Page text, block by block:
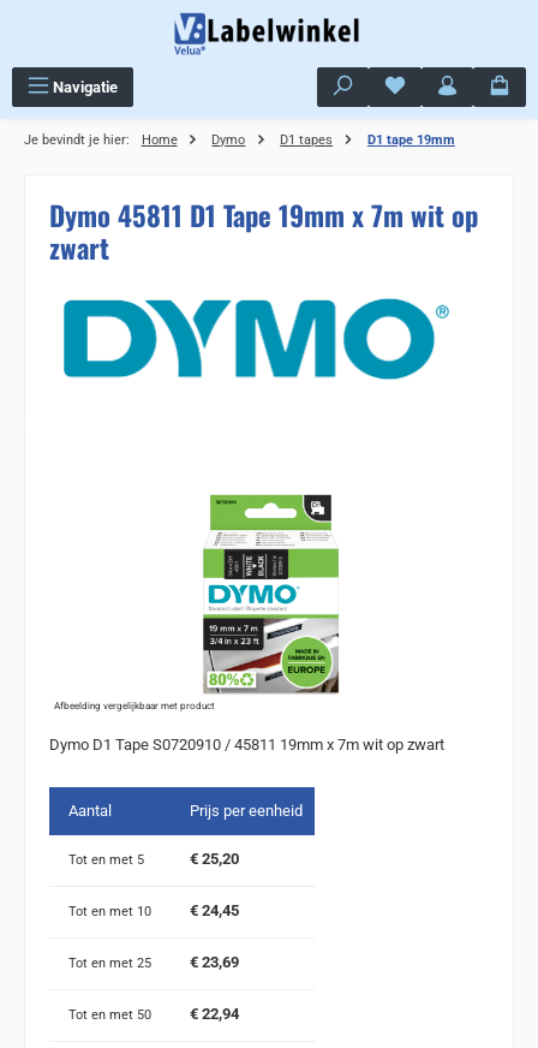
Navigatie Je hebt 0 items op
Je bevindt je hier: Home Dymo D1 tapes D1 tape 19mm
Dymo 45811 D1 Tape 19mm x 7m wit op
zwart
Afbeelding vergelijkbaar met product
Dymo D1 Tape S0720910 / 45811 19mm x 7m wit op zwart
Aantal Prijs per eenheid
Tot en met 5 € 25,20
Tot en met 10 € 24,45
Tot en met 25 € 23,69
Tot en met 50 € 22,94